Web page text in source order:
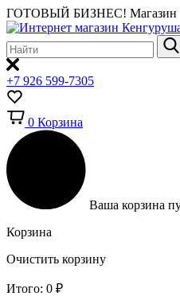
ГОТОВЫЙ БИЗНЕС! Магазин
+7 926 599-7305
0 Корзина
Ваша корзина
Корзина
Очистить корзину
Итого: 0 ₽